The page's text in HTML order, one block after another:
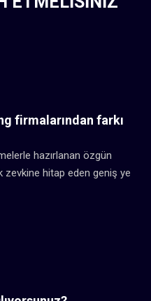
firmalarından farkı
hazırlanan özgün
zevkine hitap eden geniş ye